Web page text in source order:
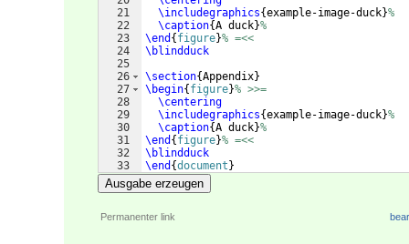
21
22
23
24
25
26
27
28
29
30
31
32
33
\includegraphics{example-image-duck}%
\caption{A duck}%
\end { figure}% =<<
\blindduck
\section{Appendix}
\begin{ figure}% >>=
\centering
\includegraphics{example-image-duck}%
\caption{A duck}%
\end { figure}% =<<
\blindduck
\end {document }
Ausgabe erzeugen
Permanenter link